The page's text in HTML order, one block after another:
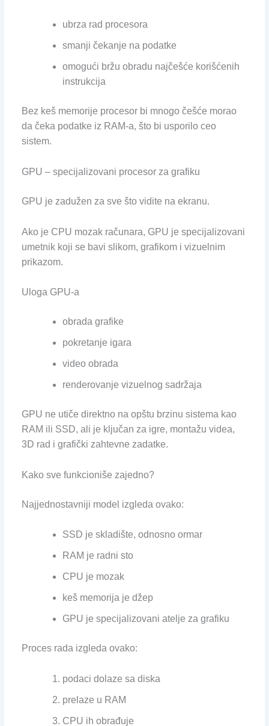
ubrza rad procesora
smanji čekanje na podatke
omogući bržu obradu najčešće korišćenih
instrukcija
Bez keš memorije procesor bi mnogo češće morao
da čeka podatke iz RAM-a, što bi usporilo ceo
sistem.
GPU – specijalizovani procesor za grafiku
GPU je zadužen za sve što vidite na ekranu.
Ako je CPU mozak računara, GPU je specijalizovani
umetnik koji se bavi slikom, grafikom i vizuelnim
prikazom.
Uloga GPU-a
obrada grafike
pokretanje igara
video obrada
renderovanje vizuelnog sadržaja
GPU ne utiče direktno na opštu brzinu sistema kao
RAM ili SSD, ali je ključan za igre, montažu videa,
3D rad i grafički zahtevne zadatke.
Kako sve funkcioniše zajedno?
Najjednostavniji model izgleda ovako:
SSD je skladište, odnosno ormar
RAM je radni sto
CPU je mozak
keš memorija je džep
GPU je specijalizovani atelje za grafiku
Proces rada izgleda ovako:
podaci dolaze sa diska
prelaze u RAM
CPU ih obrađuje